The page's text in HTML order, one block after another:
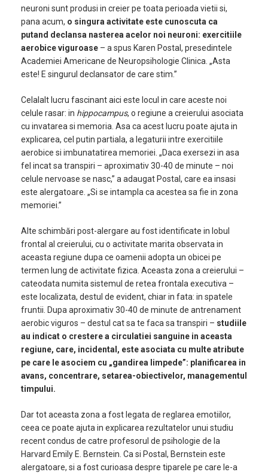
neuroni sunt produsi in creier pe toata perioada vietii si,
pana acum, o singura activitate este cunoscuta ca
putand declansa nasterea acelor noi neuroni: exercitiile
aerobice viguroase – a spus Karen Postal, presedintele
Academiei Americane de Neuropsihologie Clinica. „Asta
este! E singurul declansator de care stim.”
Celalalt lucru fascinant aici este locul in care aceste noi
celule rasar: in hippocampus, o regiune a creierului asociata
cu invatarea si memoria. Asa ca acest lucru poate ajuta in
explicarea, cel putin partiala, a legaturii intre exercitiile
aerobice si imbunatatirea memoriei. „Daca exersezi in asa
fel incat sa transpiri – aproximativ 30-40 de minute – noi
celule nervoase se nasc,” a adaugat Postal, care ea insasi
este alergatoare. „Si se intampla ca acestea sa fie in zona
memoriei.”
Alte schimbări post-alergare au fost identificate in lobul
frontal al creierului, cu o activitate marita observata in
aceasta regiune dupa ce oamenii adopta un obicei pe
termen lung de activitate fizica. Aceasta zona a creierului –
cateodata numita sistemul de retea frontala executiva –
este localizata, destul de evident, chiar in fata: in spatele
fruntii. Dupa aproximativ 30-40 de minute de antrenament
aerobic viguros – destul cat sa te faca sa transpiri – studiile
au indicat o crestere a circulatiei sanguine in aceasta
regiune, care, incidental, este asociata cu multe atribute
pe care le asociem cu „gandirea limpede”: planificarea in
avans, concentrare, setarea-obiectivelor, managementul
timpului.
Dar tot aceasta zona a fost legata de reglarea emotiilor,
ceea ce poate ajuta in explicarea rezultatelor unui studiu
recent condus de catre profesorul de psihologie de la
Harvard Emily E. Bernstein. Ca si Postal, Bernstein este
alergatoare, si a fost curioasa despre tiparele pe care le-a